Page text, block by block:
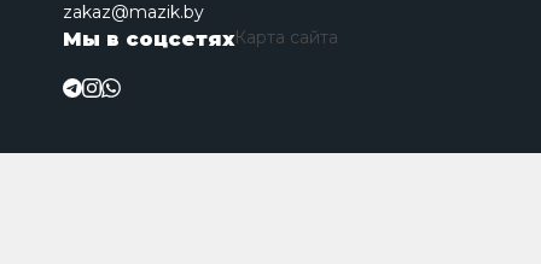
zakaz@mazik.by
Мы в соцсетяхКарта сайта